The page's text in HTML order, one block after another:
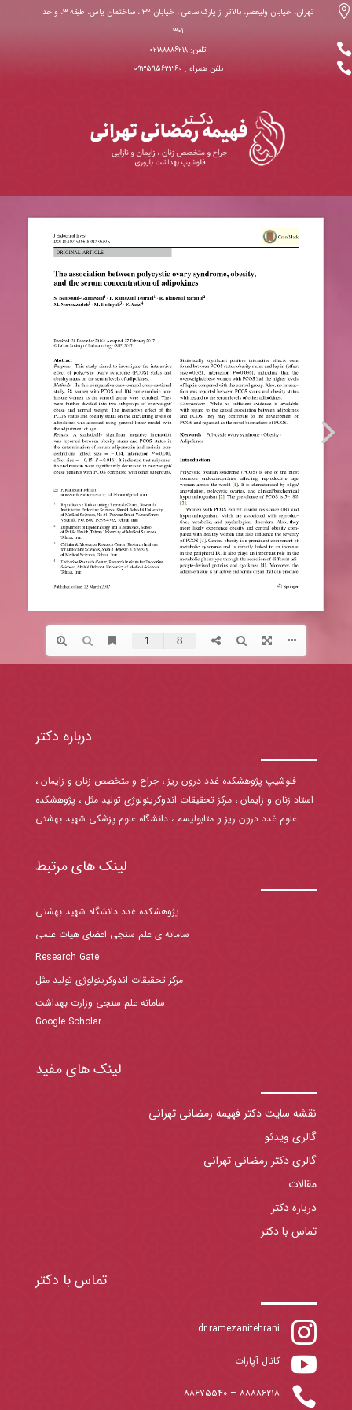

تهران، خیابان ولیعصر، بالاتر از پارک ساعی ، خیابان ۳۲ ، ساختمان یاس، طبقه ۳، واحد
۳۰۱
 تلفن: ۰۲۱۸۸۸۸۶۲۱۸
 نلفن همراه : ۰۹۳۵۹۵۶۳۳۶۰
درباره دکتر
فلوشیپ پژوهشکده غدد درون ریز ، جراح و متخصص زنان و زایمان ،
استاد زنان و زایمان ، مرکز تحقیقات اندوکرینولوژی تولید مثل ، پژوهشکده
علوم غدد درون ریز و متابولیسم ، دانشگاه علوم پزشکی شهید بهشتی
لینک های مرتبط
پژوهشکده غدد دانشگاه شهید بهشتی
سامانه ی علم سنجی اعضای هیات علمی
Research Gate
مرکز تحقیقات اندوکرینولوژی تولید مثل
سامانه علم سنجی وزارت بهداشت
Google Scholar
لینک های مفید
نقشه سایت دکتر فهیمه رمضانی تهرانی
گالری ویدئو
گالری دکتر رمضانی تهرانی
مقالات
درباره دکتر
تماس با دکتر
تماس با دکتر

dr.ramezanitehrani
 کانال آپارات
 ۸۸۸۸۶۲۱۸– ۸۸۶۷۵۵۴۰